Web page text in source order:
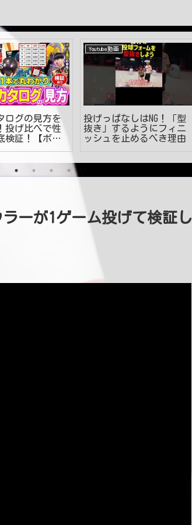
ログの見方を
投げ比べで性
検証！【ボウ
Youtube動画
投げっぱなしはNG！「型
抜き」するようにフィニ
ッシュを止めるべき理由
ーが1ゲーム投げて検証し